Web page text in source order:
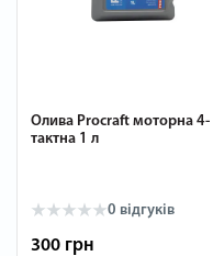
Олива Procraft моторна 4-
тактна 1 л
0 відгуків
300 грн